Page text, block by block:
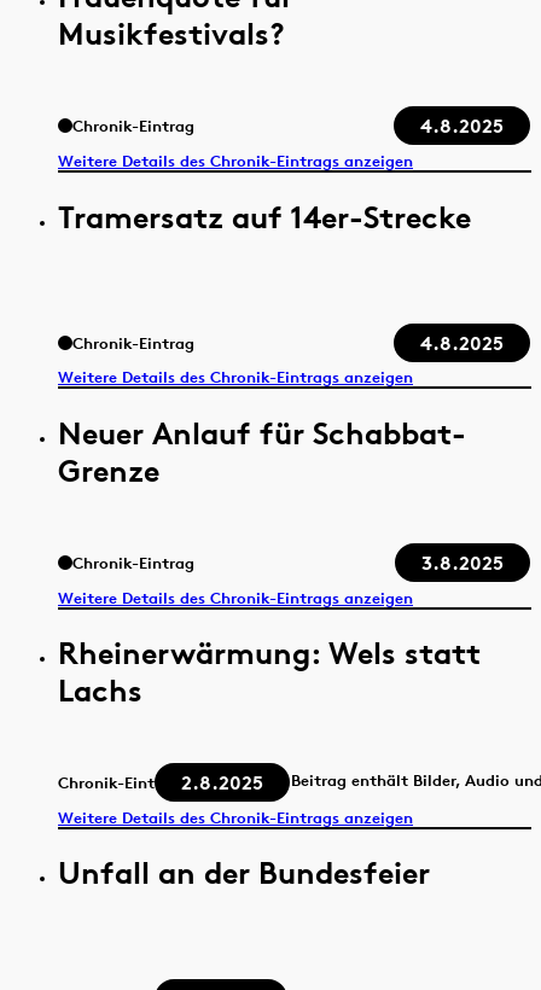
Musikfestivals?
Chronik-Eintrag 4.8.2025
Weitere Details des Chronik-Eintrags anzeigen
Tramersatz auf 14er-Strecke
Chronik-Eintrag 4.8.2025
Weitere Details des Chronik-Eintrags anzeigen
Neuer Anlauf für Schabbat-
Grenze
Chronik-Eintrag 3.8.2025
Weitere Details des Chronik-Eintrags anzeigen
Rheinerwärmung: Wels statt
Lachs
Chronik-Eintrag 2.8.2025
Beitrag enthält Bilder, Audio
Weitere Details des Chronik-Eintrags anzeigen
Unfall an der Bundesfeier